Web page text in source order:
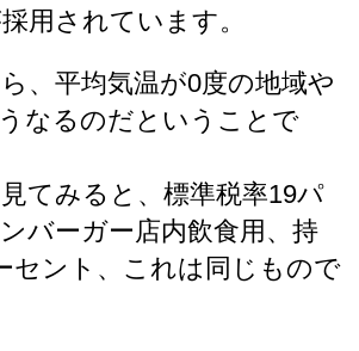
用されています。
、平均気温が0度の地域や
なるのだということで
てみると、標準税率19パ
バーガー店内飲食用、持
セント、これは同じもので